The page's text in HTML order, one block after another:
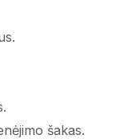
šakas.